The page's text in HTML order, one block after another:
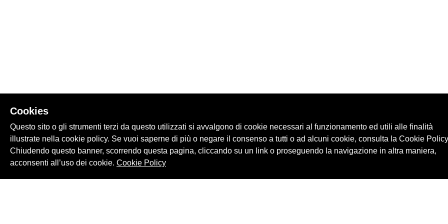
Cookies
Questo sito o gli strumenti terzi da questo utilizzati si avvalgono di cookie necessari al funzionamento ed utili alle finalità
illustrate nella cookie policy. Se vuoi saperne di più o negare il consenso a tutti o ad alcuni cookie, consulta la Cookie
Chiudendo questo banner, scorrendo questa pagina, cliccando su un link o proseguendo la navigazione in altra maniera,
acconsenti all’uso dei cookie. Cookie Policy